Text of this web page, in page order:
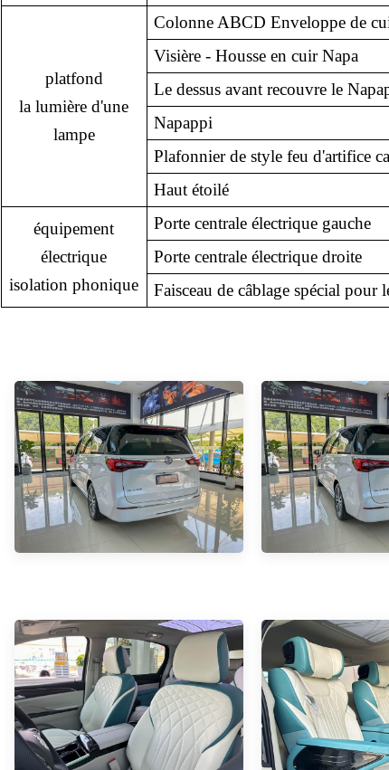
platfond
la lumière d'une
lampe
Colonne ABCD Enveloppe de
Visière - Housse en cuir Napa
Le dessus avant recouvre le
Napappi
Plafonnier de style feu d'artifice
Haut étoilé
équipement
électrique
isolation phonique
Porte centrale électrique gauche
Porte centrale électrique droite
Faisceau de câblage spécial pour